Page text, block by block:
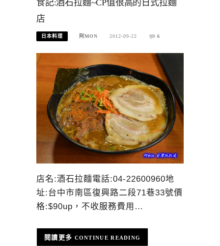
食記:酒石拉麵~CP值很高的日式拉麵
店
日本料理 阿MON 2012-09-22 6
店名:酒石拉麵電話:04-22600960地
址:台中市南區復興路二段71巷33號價
格:$90up，不收服務費用…
CONTINUE READING